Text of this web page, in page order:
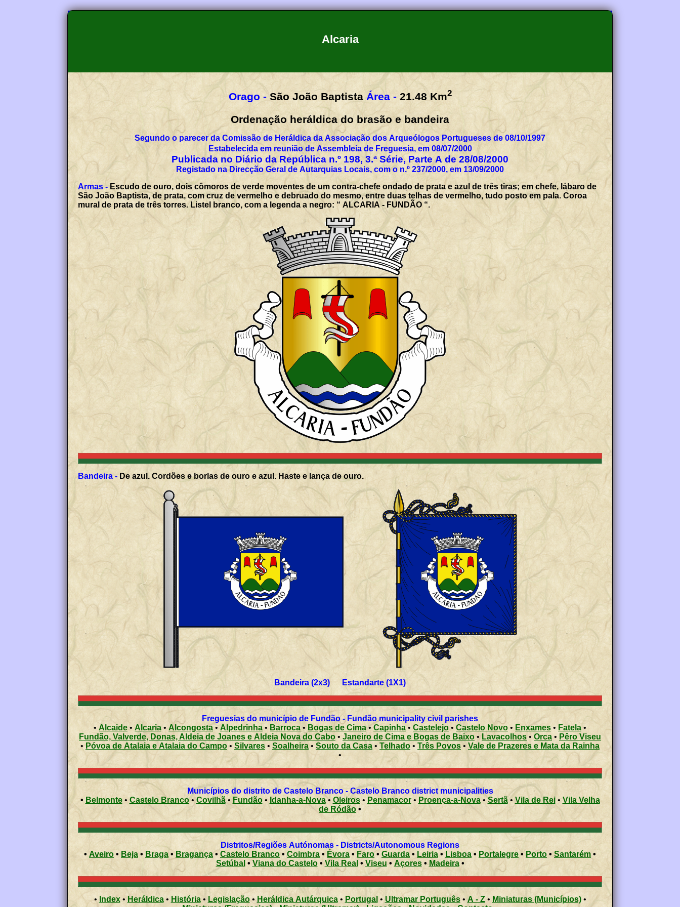
Alcaria
Orago - São João Baptista Área - 21.48 Km2
Ordenação heráldica do brasão e bandeira
Segundo o parecer da Comissão de Heráldica da Associação dos Arqueólogos Portugueses de 08/10/1997
Estabelecida em reunião de Assembleia de Freguesia, em 08/07/2000
Publicada no Diário da República n.º 198, 3.ª Série, Parte A de 28/08/2000
Registado na Direcção Geral de Autarquias Locais, com o n.º 237/2000, em 13/09/2000
Armas - Escudo de ouro, dois cômoros de verde moventes de um contra-chefe ondado de prata e azul de três tiras; em chefe, lábaro de
São João Baptista, de prata, com cruz de vermelho e debruado do mesmo, entre duas telhas de vermelho, tudo posto em pala. Coroa
mural de prata de três torres. Listel branco, com a legenda a negro: “ ALCARIA - FUNDÃO “.
Bandeira - De azul. Cordões e borlas de ouro e azul. Haste e lança de ouro.
Bandeira (2x3) Estandarte (1X1)
Freguesias do município de Fundão - Fundão municipality civil parishes
• Alcaide• Alcaria • Alcongosta • Alpedrinha • Barroca •Bogas de Cima •Capinha • Castelejo• Castelo Novo • Enxames • Fatela •
Fundão, Valverde, Donas, Aldeia de Joanes e Aldeia Nova do Cabo • Janeiro de Cima e Bogas de Baixo •Lavacolhos • Orca • Pêro Viseu
•Póvoa de Atalaia e Atalaia do Campo • Silvares• Soalheira • Souto da Casa • Telhado • Três Povos • Vale de Prazeres e Mata da Rainha
•
Municípios do distrito de Castelo Branco - Castelo Branco district municipalities
• Belmonte• Castelo Branco• Covilhã• Fundão• Idanha-a-Nova• Oleiros• Penamacor• Proença-a-Nova•Sertã• Vila de Rei• Vila Velha
de Ródão •
Distritos/Regiões Autónomas - Districts/Autonomous Regions
• Aveiro • Beja • Braga • Bragança•Castelo Branco • Coimbra • Évora • Faro• Guarda • Leiria • Lisboa• Portalegre • Porto • Santarém •
Setúbal •Viana do Castelo• Vila Real • Viseu • Açores • Madeira •
• Index• Heráldica• História • Legislação •Heráldica Autárquica• Portugal • Ultramar Português• A - Z• Miniaturas (Municípios)•